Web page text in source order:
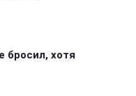
бросил, хотя